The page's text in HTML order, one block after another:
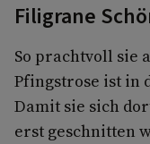
Filigrane
So prachtvoll sie
Pfingstrose ist in
Damit sie sich
erst geschnitten